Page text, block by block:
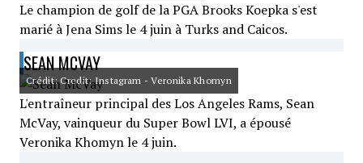
Le champion de golf de la PGA Brooks Koepka s'est
marié à Jena Sims le 4 juin à Turks and Caicos.
SEAN MCVAY
Crédit: Credit: Instagram - Veronika Khomyn
L'entraîneur principal des Los Angeles Rams, Sean
McVay, vainqueur du Super Bowl LVI, a épousé
Veronika Khomyn le 4 juin.